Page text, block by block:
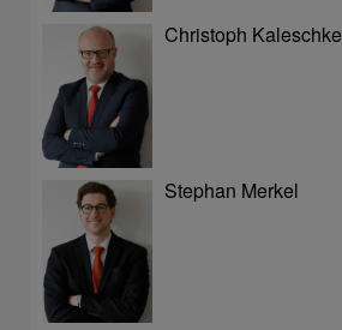
Christoph Kaleschke
Stephan Merkel